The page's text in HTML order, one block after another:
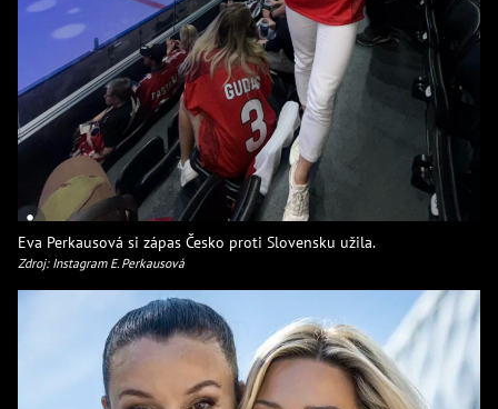
Eva Perkausová si zápas Česko proti Slovensku užila.
Zdroj: Instagram E. Perkausová